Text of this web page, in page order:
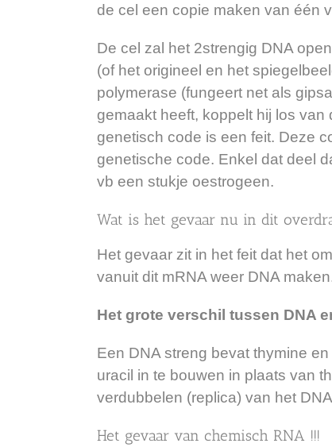
de cel een copie maken van één
De cel zal het 2strengig DNA
(of het origineel en het
polymerase (fungeert net als
gemaakt heeft, koppelt hij los
genetisch code is een feit. Deze
genetische code. Enkel dat deel
vb een stukje oestrogeen.
Wat is het gevaar nu in dit
Het gevaar zit in het feit dat het
vanuit dit mRNA weer DNA
Het grote verschil tussen DNA
Een DNA streng bevat thymine
uracil in te bouwen in plaats van
verdubbelen (replica) van het
Het gevaar van chemisch RNA !!!